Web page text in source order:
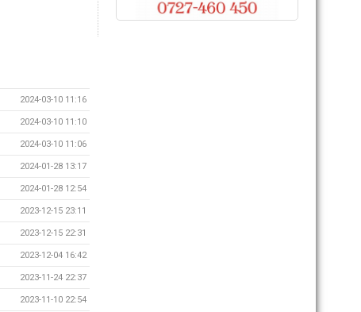
2024-03-10 11:16
2024-03-10 11:10
2024-03-10 11:06
2024-01-28 13:17
2024-01-28 12:54
2023-12-15 23:11
2023-12-15 22:31
2023-12-04 16:42
2023-11-24 22:37
2023-11-10 22:54